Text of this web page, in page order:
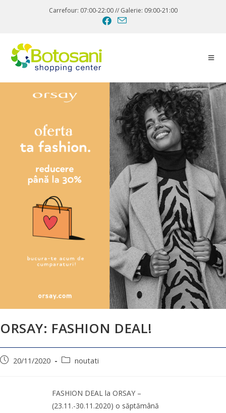
Carrefour: 07:00-22:00 // Galerie: 09:00-21:00
ORSAY: FASHION DEAL!
20/11/2020 noutati
FASHION DEAL la ORSAY –
(23.11.-30.11.2020) o săptămână